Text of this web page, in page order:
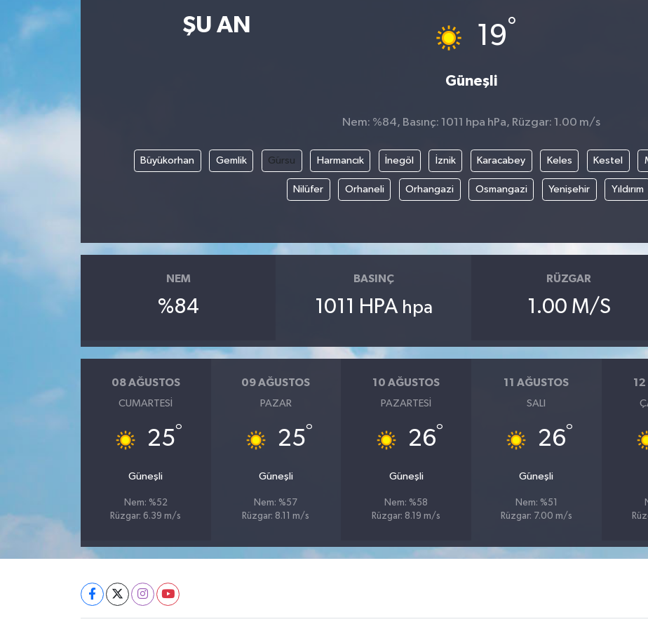
ŞU AN 19°
Güneşli
Nem: %84, Basınç: 1011 hpa hPa, Rüzgar: 1.00 m/s
Büyükorhan Gemlik Gürsu Harmancık İnegöl İznik Karacabey Keles Kestel
Nilüfer Orhaneli Orhangazi Osmangazi Yenişehir Yıldırım
NEM
%84
BASINÇ
1011 HPA hpa
RÜZGAR
1.00 M/S
08 AĞUSTOS
CUMARTESI
25°
Güneşli
Nem: %52
Rüzgar: 6.39 m/s
09 AĞUSTOS
PAZAR
25°
Güneşli
Nem: %57
Rüzgar: 8.11 m/s
10 AĞUSTOS
PAZARTESI
26°
Güneşli
Nem: %58
Rüzgar: 8.19 m/s
11 AĞUSTOS
SALI
26°
Güneşli
Nem: %51
Rüzgar: 7.00 m/s
12